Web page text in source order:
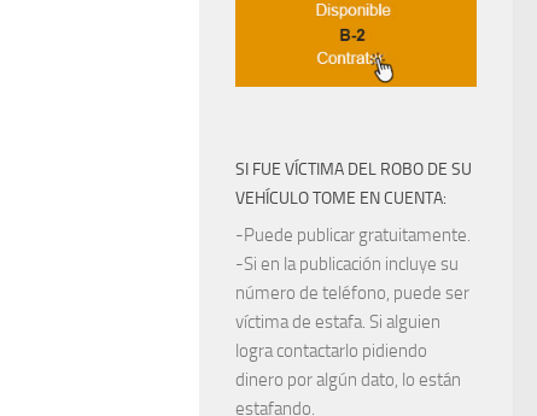
SI FUE VÍCTIMA DEL ROBO DE SU
VEHÍCULO TOME EN CUENTA:
-Puede publicar gratuitamente.
-Si en la publicación incluye su
número de teléfono, puede ser
víctima de estafa. Si alguien
logra contactarlo pidiendo
dinero por algún dato, lo están
estafando.